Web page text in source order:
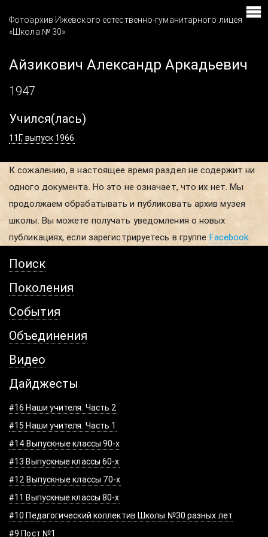
Фотоархив Ижевского естественно-гуманитарного лицея
«Школа № 30»
Айзикович Александр Аркадьевич
1947
Учился(лась)
11Г, выпуск 1966
К сожалению, в настоящее время раздел не содержит ни
одного документа. Но это не означает, что их нет. Мы
продолжаем обрабатывать и публиковать архив музея
школы. Вы можете получать уведомления о новых
публикациях, если зарегистрируетесь в группе Facebook
Поиск
Поколения
События
Объединения
Видео
Дайджесты
#16 Наши учителя. Часть 2
#15 Наши учителя. Часть 1
#14 Выпускные классы 90-х
#13 Выпускные классы 60-х
#12 Выпускные классы 70-х
#11 Выпускные классы 80-х
#10 Педагогический коллектив Школы №30 разных лет
#9 Пост №1